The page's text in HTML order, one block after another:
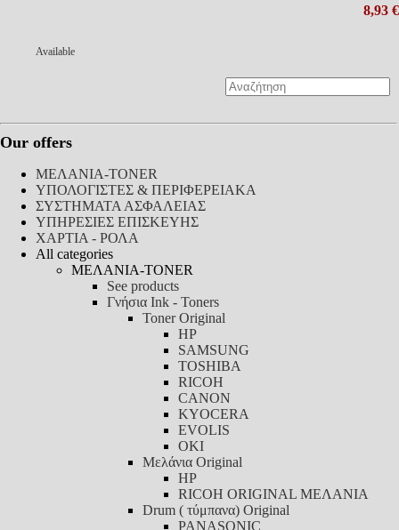
8,93 €
Available
Our offers
ΜΕΛΑΝΙΑ-TONER
ΥΠΟΛΟΓΙΣΤΕΣ & ΠΕΡΙΦΕΡΕΙΑΚΑ
ΣΥΣΤΗΜΑΤΑ ΑΣΦΑΛΕΙΑΣ
ΥΠΗΡΕΣΙΕΣ ΕΠΙΣΚΕΥΗΣ
ΧΑΡΤΙΑ - ΡΟΛΑ
All categories
ΜΕΛΑΝΙΑ-TONER
See products
Γνήσια Ink - Toners
Toner Original
HP
SAMSUNG
TOSHIBA
RICOH
CANON
KYOCERA
EVOLIS
OKI
Μελάνια Original
HP
RICOH ORIGINAL ΜΕΛΑΝΙΑ
Drum ( τύμπανα) Original
PANASONIC